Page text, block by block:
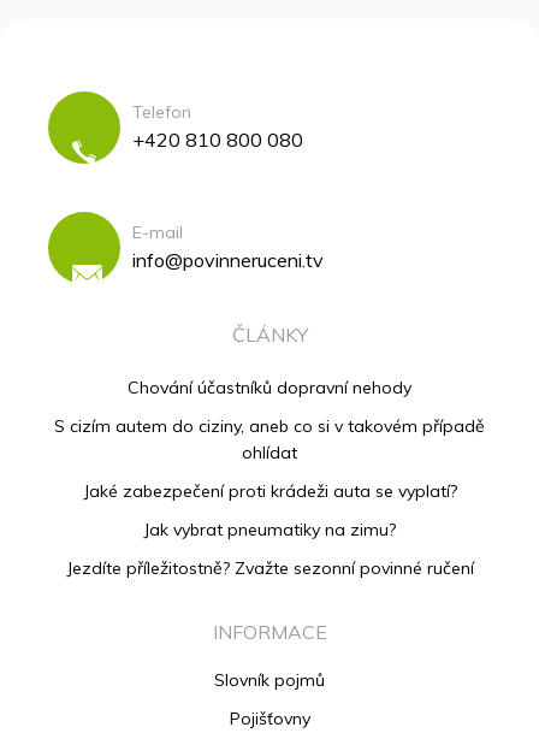
Telefon
+420 810 800 080
E-mail
info@povinneruceni.tv
ČLÁNKY
Chování účastníků dopravní nehody
S cizím autem do ciziny, aneb co si v takovém případě
ohlídat
Jaké zabezpečení proti krádeži auta se vyplatí?
Jak vybrat pneumatiky na zimu?
Jezdíte příležitostně? Zvažte sezonní povinné ručení
INFORMACE
Slovník pojmů
Pojišťovny